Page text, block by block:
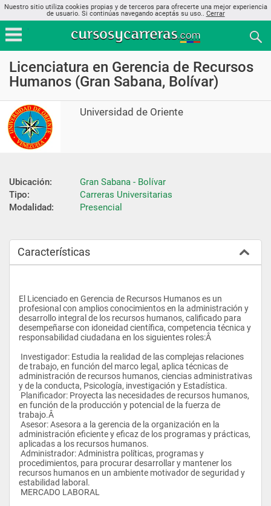
Nuestro sitio utiliza cookies propias y de terceros para ofrecerte una mejor experiencia
de usuario. Si continúas navegando aceptás su uso.. Cerrar
Licenciatura en Gerencia de Recursos
Humanos (Gran Sabana, Bolívar)
Universidad de Oriente
Ubicación:
Gran Sabana - Bolívar
Tipo:
Carreras Universitarias
Modalidad:
Presencial
Características
El Licenciado en Gerencia de Recursos Humanos es un
profesional con amplios conocimientos en la administración y
desarrollo integral de los recursos humanos, calificado para
desempeñarse con idoneidad científica, competencia técnica y
responsabilidad ciudadana en los siguientes roles:Â
de trabajo, en función del marco legal, aplica técnicas de
administración de recursos humanos, ciencias administrativas
y de la conducta, Psicología, investigación y Estadística.
en función de la producción y potencial de la fuerza de
trabajo.Â
administración eficiente y eficaz de los programas y prácticas,
aplicadas a los recursos humanos.
procedimientos, para procurar desarrollar y mantener los
recursos humanos en un ambiente motivador de seguridad y
estabilidad laboral.
MERCADO LABORAL